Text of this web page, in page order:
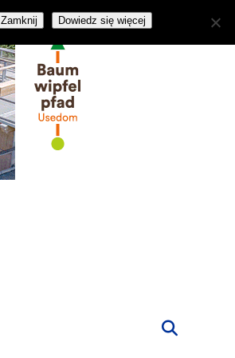
Zamknij Dowiedz się więcej